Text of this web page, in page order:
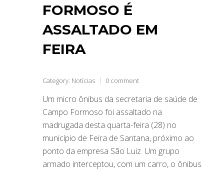
FORMOSO É
ASSALTADO EM
FEIRA
Category: Notícias 0 comment
Um micro ônibus da secretaria de saúde de
Campo Formoso foi assaltado na
madrugada desta quarta-feira (28) no
município de Feira de Santana, próximo ao
ponto da empresa São Luiz. Um grupo
armado interceptou, com um carro, o ônibus